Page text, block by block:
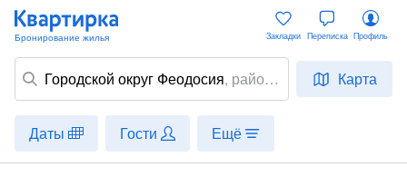
Городской округ Феодосия, район,
улица, место
Карта
Закладки Переписка Профиль
Даты Гости Ещё